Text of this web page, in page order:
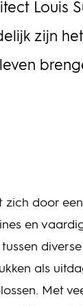
Louis
zijn
zich door
en
diverse
als
Met